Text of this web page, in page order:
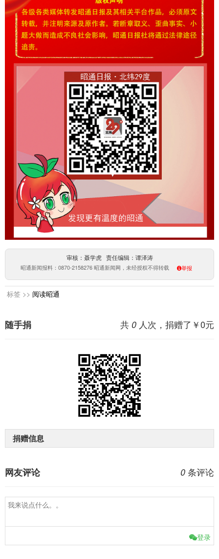
审核：聂学虎 责任编辑：谭泽涛
昭通新闻报料：0870-2158276 昭通新闻网，未经授权不得转载 举报
标签 >> 阅读昭通
共 0 人次，捐赠了￥0元
随手捐
捐赠信息
0 条评论
网友评论
登录